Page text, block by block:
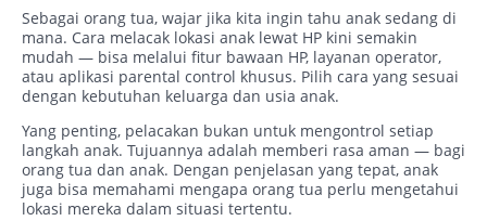
Sebagai orang tua, wajar jika kita ingin tahu anak sedang di
mana. Cara melacak lokasi anak lewat HP kini semakin
mudah — bisa melalui fitur bawaan HP, layanan operator,
atau aplikasi parental control khusus. Pilih cara yang sesuai
dengan kebutuhan keluarga dan usia anak.
Yang penting, pelacakan bukan untuk mengontrol setiap
langkah anak. Tujuannya adalah memberi rasa aman — bagi
orang tua dan anak. Dengan penjelasan yang tepat, anak
juga bisa memahami mengapa orang tua perlu mengetahui
lokasi mereka dalam situasi tertentu.